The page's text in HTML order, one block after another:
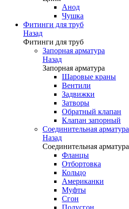
Анод
Чушка
Фитинги для труб
Назад
Фитинги для труб
Запорная арматура
Назад
Запорная арматура
Шаровые краны
Вентили
Задвижки
Затворы
Обратный клапан
Клапан запорный
Соединительная арматура
Назад
Соединительная арматура
Фланцы
Отбортовка
Кольцо
Американки
Муфты
Сгон
Полусгон